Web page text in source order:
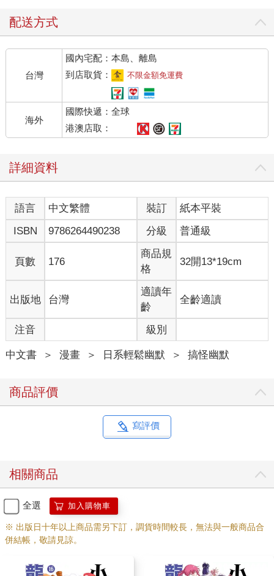
配送方式
台灣
國內宅配：本島、離島
到店取貨：
不限金額免運費
海外
國際快遞：全球
港澳店取：
詳細資料
語言 中文繁體 裝訂
紙本平裝
ISBN
9786264490238 分級 普通級
頁數 176
商品規
格
32開13*19cm
出版地 台灣
適讀年
齡
全齡適讀
注音 級別
中文書 ＞ 漫畫 ＞ 日系輕鬆幽默 ＞ 搞怪幽默
商品評價
寫評價
相關商品
全選 加入購物車
※ 出版日十年以上商品需另下訂，調貨時間較長，無法與一般商品合
併結帳，敬請見諒。